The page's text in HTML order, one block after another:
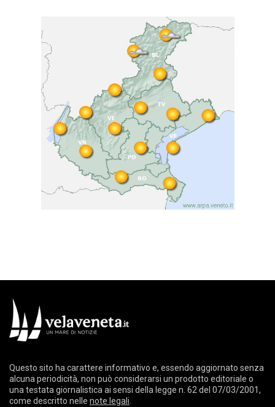
Questo sito ha carattere informativo e, essendo aggiornato senza
alcuna periodicità, non può considerarsi un prodotto editoriale o
una testata giornalistica ai sensi della legge n. 62 del 07/03/2001,
come descritto nelle note legali.